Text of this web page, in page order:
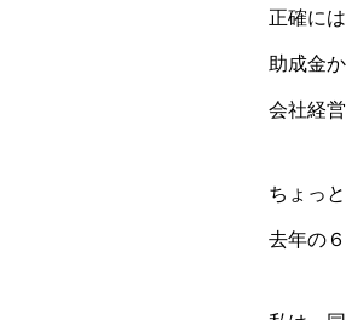
正確に
助成金
会社経
ちょっ
去年の６